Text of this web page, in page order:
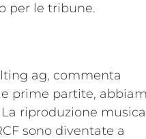
per le tribune.
ag, commenta
prime partite,
riproduzione
sono diventate a